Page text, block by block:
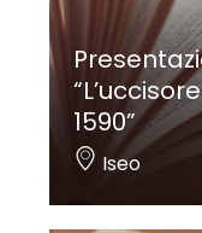
1590”
Iseo